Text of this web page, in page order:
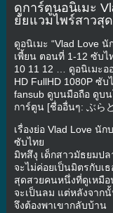
ดูการ์ตูนอนิเมะ
ยัยแวมไพร์สาวสุ
ดูอนิเมะ “Vlad Love
เพี้ยน ตอนที่ 1-12 ซับไ
10 11 12 … ดูอนิเมะ
HD FullHD 1080P ซั
fansub ดูบนมือถือ ดูบ
การ์ตูน [ชื่ออื่นๆ: ぶら
เรื่องย่อ Vlad Love นั
ซับไทย
มิทสึงุ เด็กสาวมัธยมป
จะไม่ค่อยเป็นมิตรกับเ
สุดสวยคนหนึ่งที่ดูเหมื
จะเป็นลม แต่หลังจาก
จึงต้องพาเขากลับบ้าน